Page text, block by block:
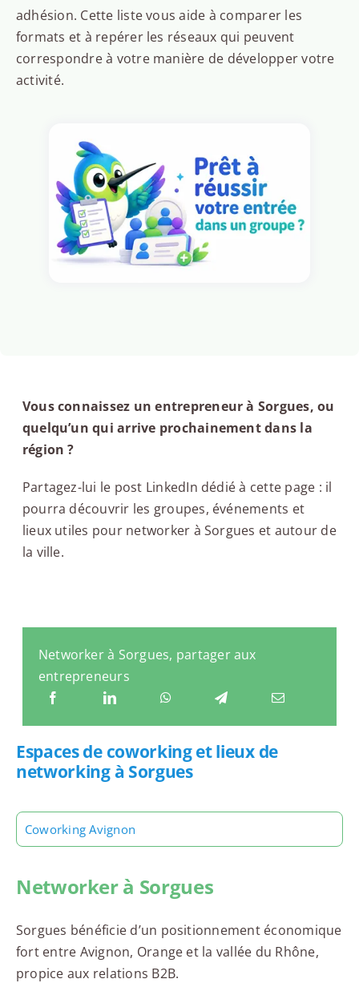
adhésion. Cette liste vous aide à comparer les
formats et à repérer les réseaux qui peuvent
correspondre à votre manière de développer votre
activité.
Vous connaissez un entrepreneur à Sorgues, ou
quelqu’un qui arrive prochainement dans la
région ?
Partagez-lui le post LinkedIn dédié à cette page : il
pourra découvrir les groupes, événements et
lieux utiles pour networker à Sorgues et autour de
la ville.
Networker à Sorgues, partager aux
entrepreneurs
Espaces de coworking et lieux de
networking à Sorgues
Coworking Avignon
Networker à Sorgues
Sorgues bénéficie d’un positionnement économique
fort entre Avignon, Orange et la vallée du Rhône,
propice aux relations B2B.